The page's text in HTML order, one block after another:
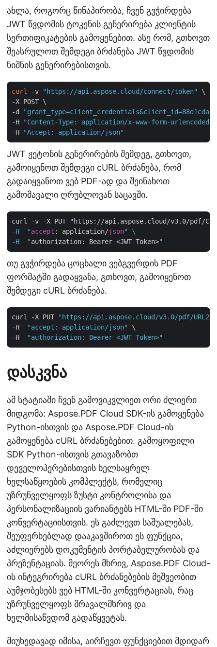
ახლა, როგორც წინაპირობა, ჩვენ გვჭირდება
JWT წვდომის ტოკენის გენერირება კლიენტის
სერთიფიკატების გამოყენებით. ასე რომ, გთხოვთ
შეასრულოთ შემდეგი ბრძანება JWT წვდომის
ნიშნის გენერირებისთვის.
curl -v "https://api.aspose.cloud/connect/token"
\
-X POST \
-d
"grant_type=client_credentials&client_id=88d1cda8-
-H
"Content-Type: application/x-www-form-urlencoded"
-H
"Accept: application/json"
JWT ჟეტონის გენერირების შემდეგ, გთხოვთ,
გამოიყენოთ შემდეგი cURL ბრძანება, რომ
გადაიყვანოთ ვებ PDF-ად და შეინახოთ
გამომავალი ღრუბლოვან საცავში.
curl -v -X PUT "https://api.aspose.cloud/v3.0/pdf/
-H  "accept : application/json" \
-H  "authorization: Bearer <JWT Token>
თუ გვჭირდება ცოცხალი ვებგვერდის PDF
ფორმატში გადაყვანა, გთხოვთ, გამოიყენოთ
შემდეგი cURL ბრძანება.
curl -X PUT
"https://api.aspose.cloud/v3.0/pdf/
-H
"accept: application/json"
\
-H
"authorization: Bearer <JWT Token>"
დასკვნა
ამ სტატიაში ჩვენ გამოვიკვლიეთ ორი ძლიერი
მიდგომა: Aspose.PDF Cloud SDK-ის გამოყენება
Python-ისთვის და Aspose.PDF Cloud-ის
გამოყენება cURL ბრძანებებით. გამოყოფილი
SDK Python-ისთვის გთავაზობთ
დეველოპერებისთვის ხელსაყრელ
ხელსაწყოების კომპლექტს, რომელიც
უზრუნველყოფს ზუსტი კონტროლისა და
პერსონალიზაციის ვარიანტებს HTML-ში PDF-ში
კონვერტაციისთვის. ეს გაძლევთ საშუალებას,
შეუფერხებლად დააკავშიროთ ეს ფუნქცია,
აძლიერებს დოკუმენტის პორტაბელურობას და
პრეზენტაციას. მეორეს მხრივ, Aspose.PDF Cloud-
ის ინტეგრირება cURL ბრძანებების მეშვეობით
აუმჯობესებს ვებ HTML-ში კონვერტაციას, რაც
უზრუნველყოფს მრავალმხრივ და
ხელმისაწვდომ გადაწყვეტას.
მიუხედავად იმისა, აირჩევთ ფუნქციებით მდიდარ